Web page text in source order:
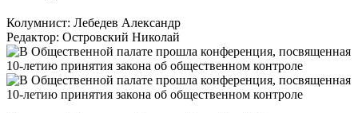
Колумнист: Лебедев Александр
Редактор: Островский Николай